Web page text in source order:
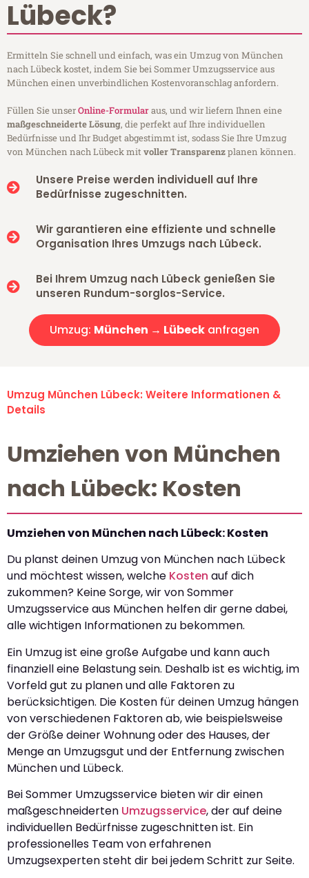
Lübeck?
Ermitteln Sie schnell und einfach, was ein Umzug von München
nach Lübeck kostet, indem Sie bei Sommer Umzugsservice aus
München einen unverbindlichen Kostenvoranschlag anfordern.
Füllen Sie unserOnline-Formularaus, und wir liefern Ihnen eine
maßgeschneiderte Lösung, die perfekt auf Ihre individuellen
Bedürfnisse und Ihr Budget abgestimmt ist, sodass Sie Ihre Umzug
von München nach Lübeck mitvoller Transparenzplanen können.
Unsere Preise werden individuell auf Ihre
Bedürfnisse zugeschnitten.
Wir garantieren eine effiziente und schnelle
Organisation Ihres Umzugs nach Lübeck.
Bei Ihrem Umzug nach Lübeck genießen Sie
unseren Rundum-sorglos-Service.
Umzug: München → Lübeck anfragen
Umzug München Lübeck: Weitere Informationen &
Details
Umziehen von München
nach Lübeck: Kosten
Umziehen von München nach Lübeck: Kosten
Du planst deinen Umzug von München nach Lübeck
und möchtest wissen, welche Kosten auf dich
zukommen? Keine Sorge, wir von Sommer
Umzugsservice aus München helfen dir gerne dabei,
alle wichtigen Informationen zu bekommen.
Ein Umzug ist eine große Aufgabe und kann auch
finanziell eine Belastung sein. Deshalb ist es wichtig, im
Vorfeld gut zu planen und alle Faktoren zu
berücksichtigen. Die Kosten für deinen Umzug hängen
von verschiedenen Faktoren ab, wie beispielsweise
der Größe deiner Wohnung oder des Hauses, der
Menge an Umzugsgut und der Entfernung zwischen
München und Lübeck.
Bei Sommer Umzugsservice bieten wir dir einen
maßgeschneiderten Umzugsservice, der auf deine
individuellen Bedürfnisse zugeschnitten ist. Ein
professionelles Team von erfahrenen
Umzugsexperten steht dir bei jedem Schritt zur Seite.